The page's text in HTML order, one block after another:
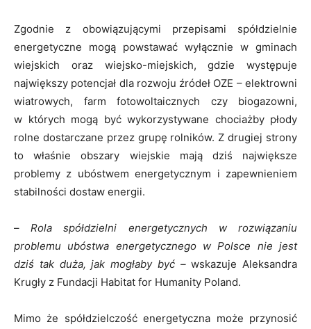
Zgodnie z obowiązującymi przepisami spółdzielnie
energetyczne mogą powstawać wyłącznie w gminach
wiejskich oraz wiejsko-miejskich, gdzie występuje
największy potencjał dla rozwoju źródeł OZE – elektrowni
wiatrowych, farm fotowoltaicznych czy biogazowni,
w których mogą być wykorzystywane chociażby płody
rolne dostarczane przez grupę rolników. Z drugiej strony
to właśnie obszary wiejskie mają dziś największe
problemy z ubóstwem energetycznym i zapewnieniem
stabilności dostaw energii.
– Rola spółdzielni energetycznych w rozwiązaniu
problemu ubóstwa energetycznego w Polsce nie jest
dziś tak duża, jak mogłaby być –wskazuje Aleksandra
Krugły z Fundacji Habitat for Humanity Poland.
Mimo że spółdzielczość energetyczna może przynosić